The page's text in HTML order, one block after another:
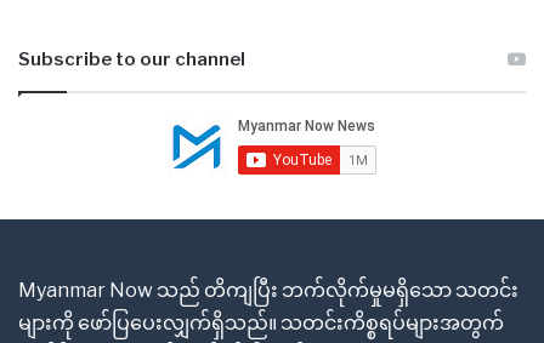
Subscribe to our channel
Myanmar Now သည် တိကျပြီး ဘက်လိုက်မှုမရှိသော သတင်း
များကို ဖော်ပြပေးလျှက်ရှိသည်။ သတင်းကိစ္စရပ်များအတွက်